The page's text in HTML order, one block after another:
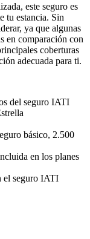
este seguro es
tu estancia. Sin
ya que algunas
en comparación con
coberturas
adecuada para ti.
del seguro IATI
básico, 2.500
en los planes
el seguro IATI